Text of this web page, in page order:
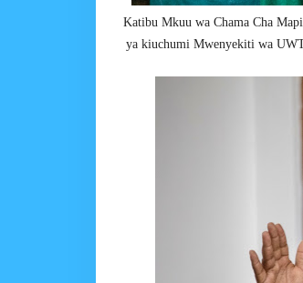
Katibu Mkuu wa Chama Cha
ya kiuchumi Mwenyekiti wa